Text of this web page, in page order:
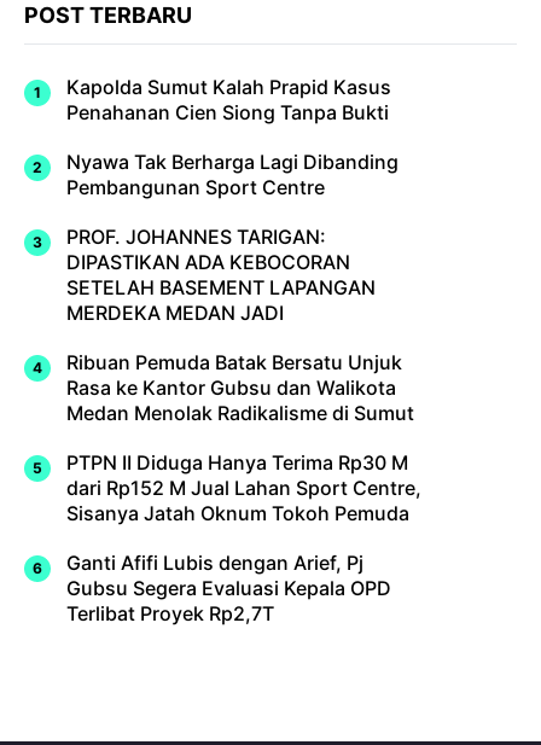
POST TERBARU
Kapolda Sumut Kalah Prapid Kasus
Penahanan Cien Siong Tanpa Bukti
Nyawa Tak Berharga Lagi Dibanding
Pembangunan Sport Centre
PROF. JOHANNES TARIGAN:
DIPASTIKAN ADA KEBOCORAN
SETELAH BASEMENT LAPANGAN
MERDEKA MEDAN JADI
Ribuan Pemuda Batak Bersatu Unjuk
Rasa ke Kantor Gubsu dan Walikota
Medan Menolak Radikalisme di Sumut
PTPN II Diduga Hanya Terima Rp30 M
dari Rp152 M Jual Lahan Sport Centre,
Sisanya Jatah Oknum Tokoh Pemuda
Ganti Afifi Lubis dengan Arief, Pj
Gubsu Segera Evaluasi Kepala OPD
Terlibat Proyek Rp2,7T